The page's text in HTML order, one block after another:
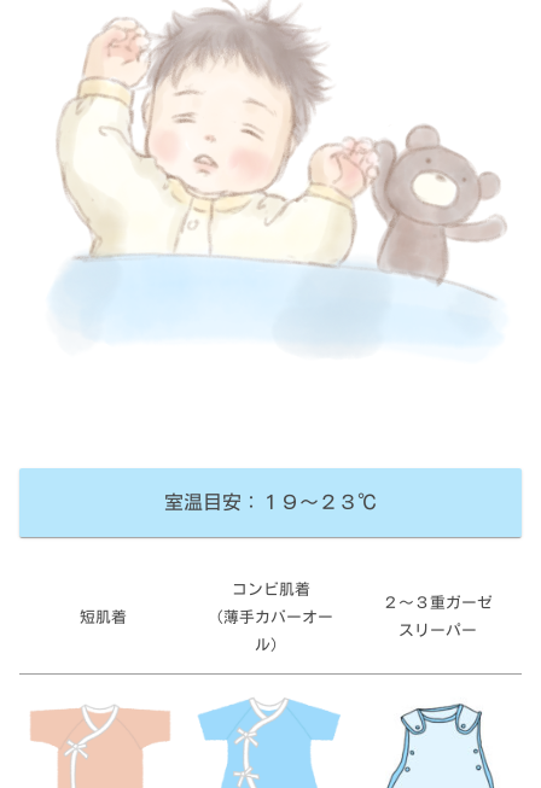
室温目安：１９～２３℃
短肌着
コンビ肌着
（薄手カバーオー
ル）
２～３重ガーゼ
スリーパー